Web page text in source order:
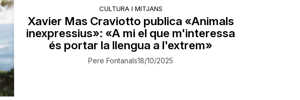
CULTURA I MITJANS
Xavier Mas Craviotto publica «Animals
inexpressius»: «A mi el que m'interessa
és portar la llengua a l'extrem»
Pere Fontanals18/10/2025